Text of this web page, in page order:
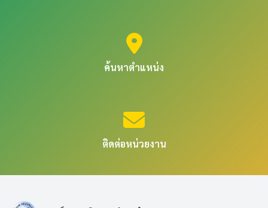
ค้นหาตำแหน่ง
ติดต่อหน่วยงาน